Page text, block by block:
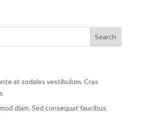
at sodales vestibulum. Cras
diam. Sed consequat faucibus